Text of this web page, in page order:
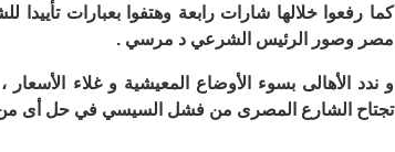
كما رفعوا خلالها شارات رابعة وهتفوا بعبارات تأييدا
مصر وصور الرئيس الشرعي د مرسي .
و ندد الأهالى بسوء الأوضاع المعيشية و غلاء
تجتاح الشارع المصرى من فشل السيسي في حل أى من